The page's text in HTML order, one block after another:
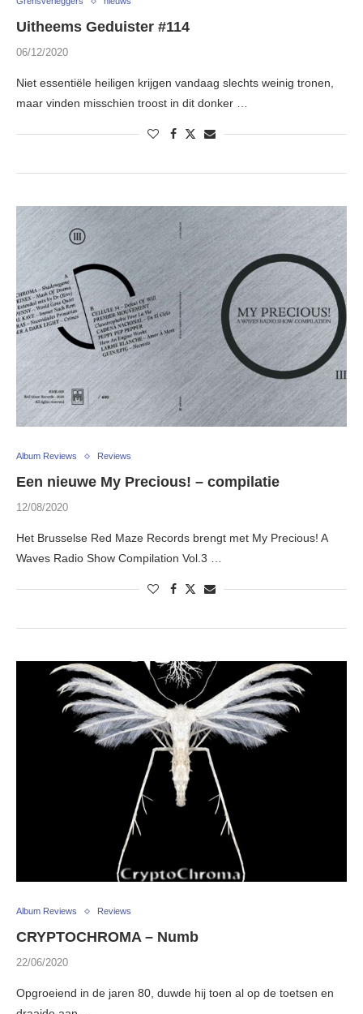
Uitheems Geduister #114
06/12/2020
Niet essentiële heiligen krijgen vandaag slechts weinig tronen,
maar vinden misschien troost in dit donker …
Album Reviews Reviews
Een nieuwe My Precious! – compilatie
12/08/2020
Het Brusselse Red Maze Records brengt met My Precious! A
Waves Radio Show Compilation Vol​.​3 …
Album Reviews Reviews
CRYPTOCHROMA – Numb
22/06/2020
Opgroeiend in de jaren 80, duwde hij toen al op de toetsen en